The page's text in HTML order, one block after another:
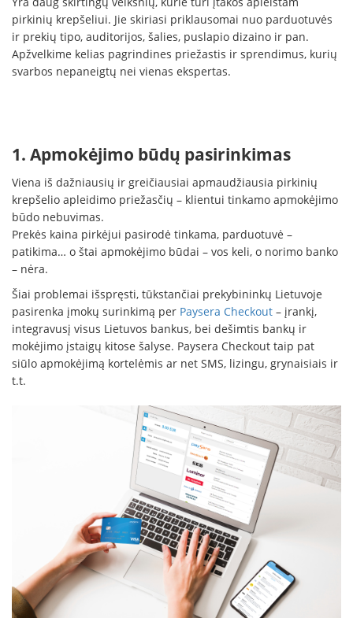
pirkinių krepšeliui. Jie skiriasi priklausomai nuo parduotuvės
ir prekių tipo, auditorijos, šalies, puslapio dizaino ir pan.
Apžvelkime kelias pagrindines priežastis ir sprendimus, kurių
svarbos nepaneigtų nei vienas ekspertas.
1. Apmokėjimo būdų pasirinkimas
Viena iš dažniausių ir greičiausiai apmaudžiausia pirkinių
krepšelio apleidimo priežasčių – klientui tinkamo apmokėjimo
būdo nebuvimas.
Prekės kaina pirkėjui pasirodė tinkama, parduotuvė –
patikima… o štai apmokėjimo būdai – vos keli, o norimo banko
– nėra.
Šiai problemai išspręsti, tūkstančiai prekybininkų Lietuvoje
pasirenka įmokų surinkimą per Paysera Checkout – įrankį,
integravusį visus Lietuvos bankus, bei dešimtis bankų ir
mokėjimo įstaigų kitose šalyse. Paysera Checkout taip pat
siūlo apmokėjimą kortelėmis ar net SMS, lizingu, grynaisiais ir
t.t.